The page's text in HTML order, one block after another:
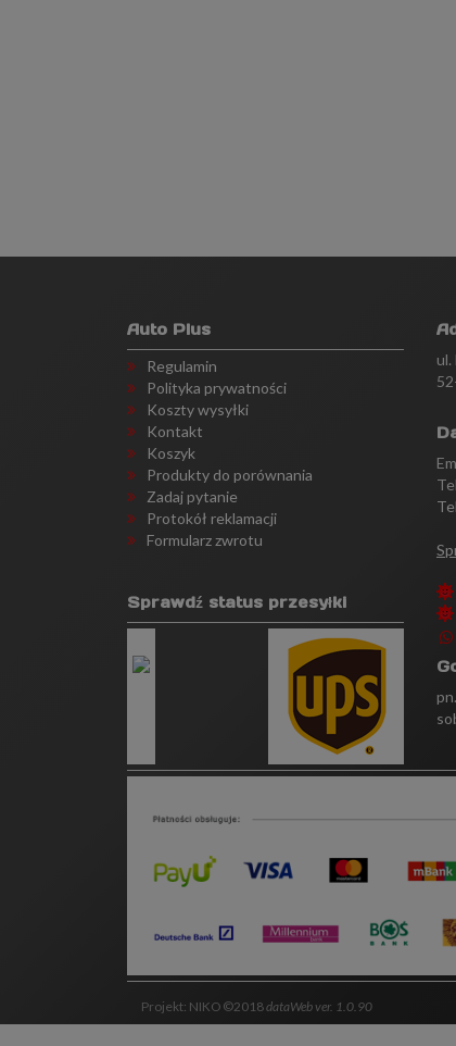
Auto Plus
Regulamin
Polityka prywatności
Koszty wysyłki
Kontakt
Koszyk
Produkty do porównania
Zadaj pytanie
Protokół reklamacji
Formularz zwrotu
Sprawdź status przesyłki
Projekt: NIKO ©2018dataWeb ver. 1.0.90